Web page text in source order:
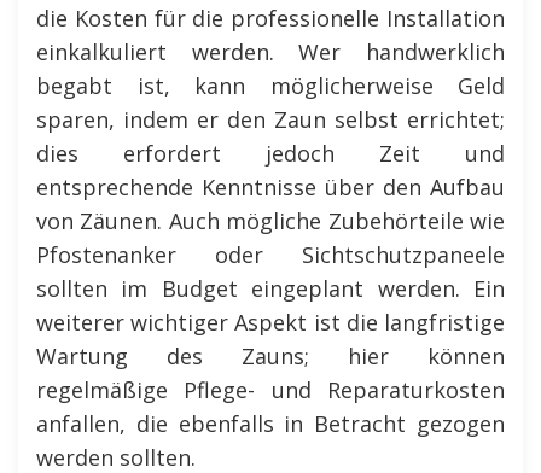
die Kosten für die professionelle Installation
einkalkuliert werden. Wer handwerklich
begabt ist, kann möglicherweise Geld
sparen, indem er den Zaun selbst errichtet;
dies erfordert jedoch Zeit und
entsprechende Kenntnisse über den Aufbau
von Zäunen. Auch mögliche Zubehörteile wie
Pfostenanker oder Sichtschutzpaneele
sollten im Budget eingeplant werden. Ein
weiterer wichtiger Aspekt ist die langfristige
Wartung des Zauns; hier können
regelmäßige Pflege- und Reparaturkosten
anfallen, die ebenfalls in Betracht gezogen
werden sollten.